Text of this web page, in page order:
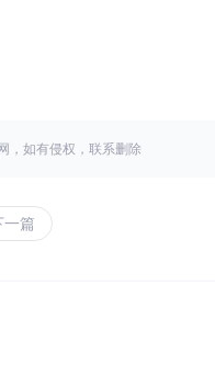
，如有侵权，联系删除
一篇